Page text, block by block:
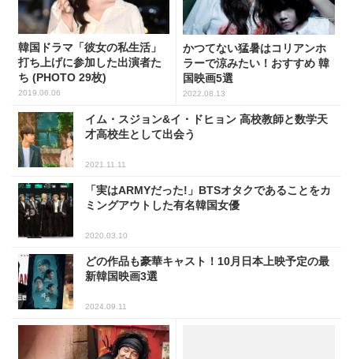
韓国ドラマ「彼女の私生活」
打ち上げに参加した出演者た
ち (PHOTO 29枚)
2019.06.06
かつてない猛暑はコリアンホ
ラーで涼みたい！おすすめ 韓
国映画5選
2022.08.13
イム・スジョン&イ・ドヒョン 高校教師と数学天
才高校生として出会う
2021.11.11
「実はARMYだった!」BTSオタクであることをカ
ミングアウトした有名韓国女優
2020.03.10
どの作品も豪華キャスト！10月日本上映予定の最
新韓国映画3選
2024.09.11